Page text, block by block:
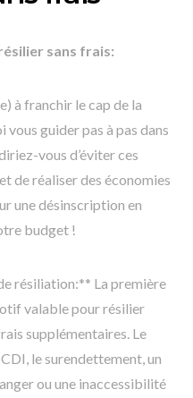
sans frais:
à franchir le cap de la
guider pas à pas dans
vous d’éviter ces
de réaliser des économies
une désinscription en
budget !
résiliation:** La première
valable pour résilier
supplémentaires. Le
le surendettement, un
ou une inaccessibilité